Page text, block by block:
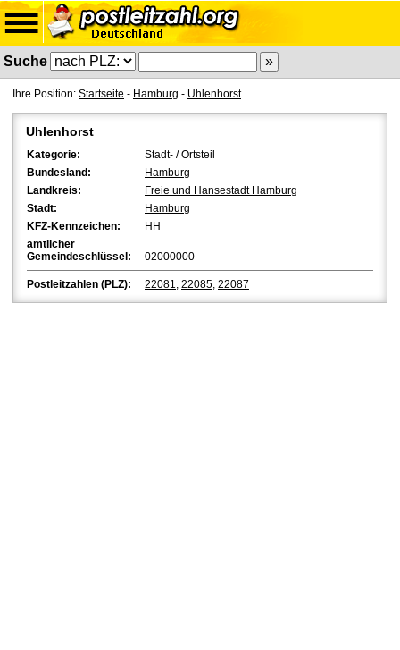
Suche
Ihre Position: Startseite - Hamburg - Uhlenhorst
Uhlenhorst
Kategorie:
Stadt- / Ortsteil
Bundesland:
Hamburg
Landkreis:
Freie und Hansestadt Hamburg
Stadt:
Hamburg
KFZ-Kennzeichen:
HH
amtlicher
Gemeindeschlüssel:
02000000
Postleitzahlen (PLZ): 22081, 22085, 22087